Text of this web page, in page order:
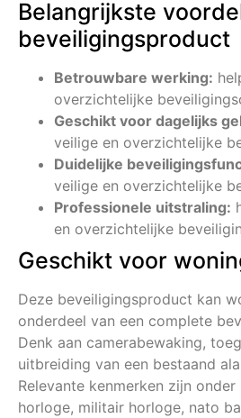
Belangrijkste
beveiligingsproduct
Betrouwbare werking:
overzichtelijke
Geschikt voor dagelijks
veilige en overzichtelijke
Duidelijke
veilige en overzichtelijke
Professionele uitstraling:
en overzichtelijke
Geschikt voor
Deze beveiligingsproduct kan
onderdeel van een complete
Denk aan camerabewaking,
uitbreiding van een bestaand
Relevante kenmerken zijn
horloge, militair horloge, nato